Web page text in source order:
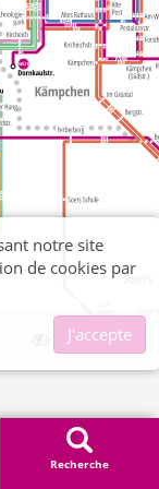
Recherche
notre site
de cookies par
J'accepte